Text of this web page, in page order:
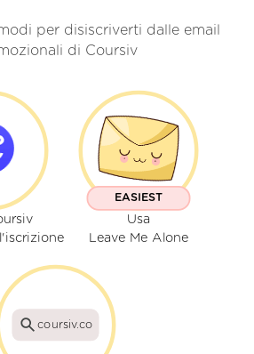
per disiscriverti dalle email
di Coursiv
EASIEST
Usa
Leave Me Alone
coursiv.co